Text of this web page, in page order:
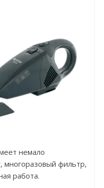
немало
многоразовый фильтр,
работа.